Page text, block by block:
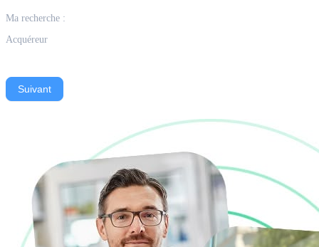
Ma recherche :
Acquéreur
Suivant